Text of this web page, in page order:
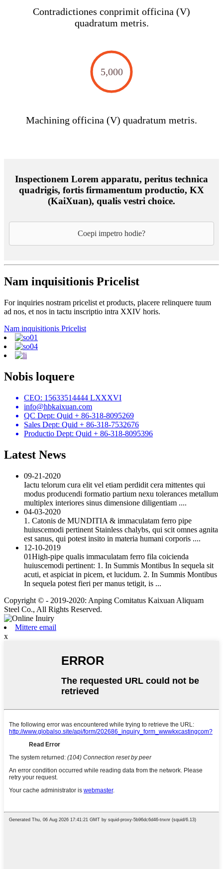
Contradictiones conprimit officina (V)
quadratum metris.
5,000
Machining officina (V) quadratum metris.
Inspectionem Lorem apparatu, peritus technica
quadrigis, fortis firmamentum productio, KX
(KaiXuan), qualis vestri choice.
Coepi impetro hodie?
Nam inquisitionis Pricelist
For inquiries nostram pricelist et products, placere relinquere tuum
ad nos, et nos in tactu inscriptio intra XXIV horis.
Nam inquisitionis Pricelist
Nobis loquere
CEO: 15633514444 LXXXVI
info@hbkaixuan.com
QC Dept: Quid + 86-318-8095269
Sales Dept: Quid + 86-318-7532676
Productio Dept: Quid + 86-318-8095396
Latest News
09-21-2020
Iactu telorum cura elit vel etiam perdidit cera mittentes qui
modus producendi formatio partium nexu tolerances metallum
multiplex interiores sinus dimensione diligentiam ....
04-03-2020
1. Catonis de MUNDITIA & immaculatam ferro pipe
huiuscemodi pertinent Stainless chalybs, qui scit omnes agnita
est sanus, qui potest insito in materia humani corporis ....
12-10-2019
01High-pipe qualis immaculatam ferro fila coicienda
huiuscemodi pertinent: 1. In Summis Montibus In sequela sit
acuti, et aspiciat in picem, et lucidum. 2. In Summis Montibus
In sequela potest fieri per manus tetigit, is ...
Copyright © - 2019-2020: Anping Comitatus Kaixuan Aliquam
Steel Co., All Rights Reserved.
Mittere email
x